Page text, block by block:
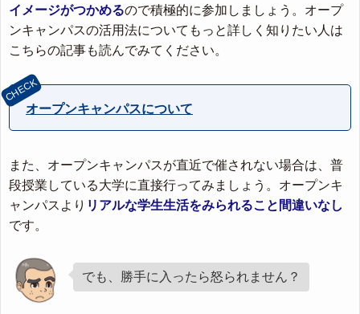
イメージがつかめるので積極的に参加しましょう。オープ
ンキャンパスの活用法についてもっと詳しく知りたい人は
こちらの記事も読んでみてください。
オープンキャンパスについて
また、オープンキャンパスが直近で催されない場合は、普
段授業している大学に直接行ってみましょう。オープンキ
ャンパスより リアルな学生生活をみられること間違いなし
です。
でも、勝手に入ったら怒られません？